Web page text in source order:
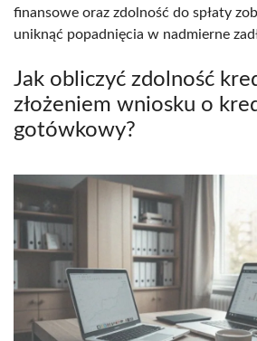
finansowe oraz zdolność do spłaty
uniknąć popadnięcia w nadmierne
Jak obliczyć zdolność
złożeniem wniosku o
gotówkowy?